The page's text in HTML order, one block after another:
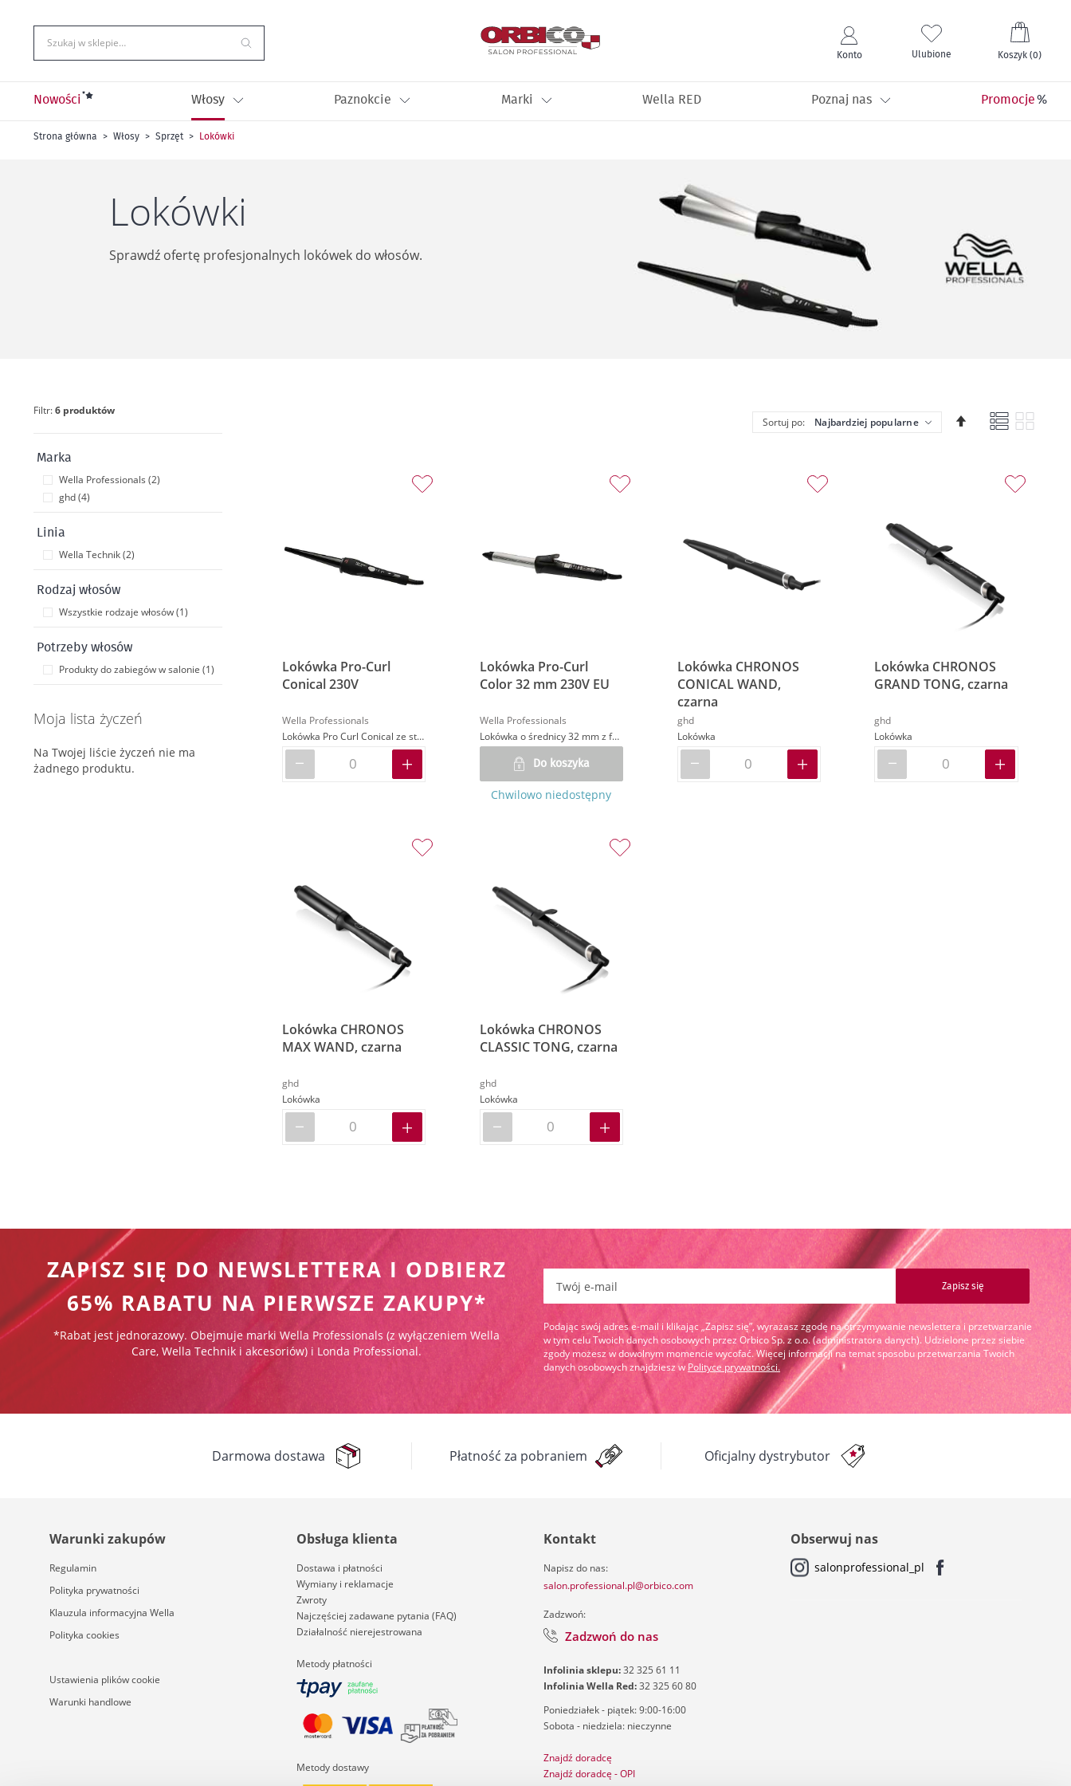
do
treści
Szukaj w sklepie…
Konto Ulubione Koszyk (0)
Nowości Włosy Paznokcie Marki Wella RED Poznaj nas Promocje
Strona główna Włosy Sprzęt Lokówki
Lokówki
Sprawdź ofertę profesjonalnych lokówek do włosów.
Lista
Sortuj po:
Ustaw
kierunek
Lokówka Pro-Curl
Conical 230V
Wella Professionals
Lokówka Pro Curl Conical ze stożkowym rdzeniem
Lokówka Pro-Curl
Color 32 mm 230V EU
Wella Professionals
Lokówka o średnicy 32 mm z funkcją ochrony koloru
Do koszyka
Chwilowo niedostępny
Lokówka CHRONOS
CONICAL WAND,
czarna
ghd
Lokówka
Lokówka CHRONOS
GRAND TONG, czarna
ghd
Lokówka
Lokówka CHRONOS
MAX WAND, czarna
ghd
Lokówka
Lokówka CHRONOS
CLASSIC TONG, czarna
ghd
Lokówka
Filtr:6 produktów
Marka
Wella Professionals (2)
ghd (4)
Linia
Wella Technik (2)
Rodzaj włosów
Wszystkie rodzaje włosów (1)
Potrzeby włosów
Produkty do zabiegów w salonie (1)
Moja lista życzeń
Na Twojej liście życzeń nie ma
żadnego produktu.
ZAPISZ SIĘ DO NEWSLETTERA I ODBIERZ
65% RABATU NA PIERWSZE ZAKUPY*
*Rabat jest jednorazowy. Obejmuje marki Wella Professionals (z wyłączeniem Wella
Care, Wella Technik i akcesoriów) i Londa Professional.
Zapisz się
Podając swój adres e-mail i klikając „Zapisz się”, wyrażasz zgodę na otrzymywanie newslettera i przetwarzanie
w tym celu Twoich danych osobowych przez Orbico Sp. z o.o. (administratora danych). Udzielone przez siebie
zgody możesz w dowolnym momencie wycofać. Więcej informacji na temat sposobu przetwarzania Twoich
danych osobowych znajdziesz w Polityce prywatności.
Darmowa dostawa Płatność za pobraniem Oficjalny dystrybutor
Warunki zakupów
Regulamin
Polityka prywatności
Klauzula informacyjna Wella
Polityka cookies
Ustawienia plików cookie
Warunki handlowe
Obsługa klienta
Dostawa i płatności
Wymiany i reklamacje
Zwroty
Najczęściej zadawane pytania (FAQ)
Działalność nierejestrowana
Metody płatności
Metody dostawy
Kontakt
Napisz do nas:
salon.professional.pl@orbico.com
Zadzwoń:
Zadzwoń do nas
Infolinia sklepu:32 325 61 11
Infolinia Wella Red:32 325 60 80
Poniedziałek - piątek: 9:00-16:00
Sobota - niedziela: nieczynne
Znajdź doradcę
Znajdź doradcę - OPI
Obserwuj nas
salonprofessional_pl